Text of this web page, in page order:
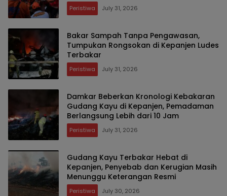
Peristiwa July 31, 2026
Bakar Sampah Tanpa Pengawasan,
Tumpukan Rongsokan di Kepanjen Ludes
Terbakar
Peristiwa July 31, 2026
Damkar Beberkan Kronologi Kebakaran
Gudang Kayu di Kepanjen, Pemadaman
Berlangsung Lebih dari 10 Jam
Peristiwa July 31, 2026
Gudang Kayu Terbakar Hebat di
Kepanjen, Penyebab dan Kerugian Masih
Menunggu Keterangan Resmi
Peristiwa July 30, 2026